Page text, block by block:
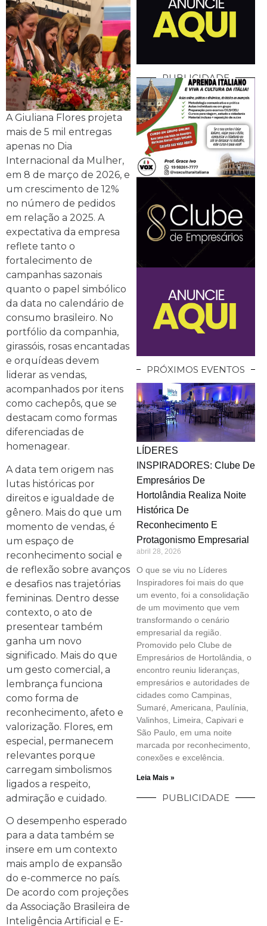
A Giuliana Flores projeta
mais de 5 mil entregas
apenas no Dia
Internacional da Mulher,
em 8 de março de 2026, e
um crescimento de 12%
no número de pedidos
em relação a 2025. A
expectativa da empresa
reflete tanto o
fortalecimento de
campanhas sazonais
quanto o papel simbólico
da data no calendário de
consumo brasileiro. No
portfólio da companhia,
girassóis, rosas encantadas
e orquídeas devem
liderar as vendas,
acompanhados por itens
como cachepôs, que se
destacam como formas
diferenciadas de
homenagear.
A data tem origem nas
lutas históricas por
direitos e igualdade de
gênero. Mais do que um
momento de vendas, é
um espaço de
reconhecimento social e
de reflexão sobre avanços
e desafios nas trajetórias
femininas. Dentro desse
contexto, o ato de
presentear também
ganha um novo
significado. Mais do que
um gesto comercial, a
lembrança funciona
como forma de
reconhecimento, afeto e
valorização. Flores, em
especial, permanecem
relevantes porque
carregam simbolismos
ligados a respeito,
admiração e cuidado.
O desempenho esperado
para a data também se
insere em um contexto
mais amplo de expansão
do e-commerce no país.
De acordo com projeções
da Associação Brasileira de
Inteligência Artificial e E-
PUBLICIDADE
PRÓXIMOS EVENTOS
LÍDERES
INSPIRADORES: Clube De
Empresários De
Hortolândia Realiza Noite
Histórica De
Reconhecimento E
Protagonismo Empresarial
abril 28, 2026
O que se viu no Líderes
Inspiradores foi mais do que
um evento, foi a consolidação
de um movimento que vem
transformando o cenário
empresarial da região.
Promovido pelo Clube de
Empresários de Hortolândia, o
encontro reuniu lideranças,
empresários e autoridades de
cidades como Campinas,
Sumaré, Americana, Paulínia,
Valinhos, Limeira, Capivari e
São Paulo, em uma noite
marcada por reconhecimento,
conexões e excelência.
Leia Mais »
PUBLICIDADE